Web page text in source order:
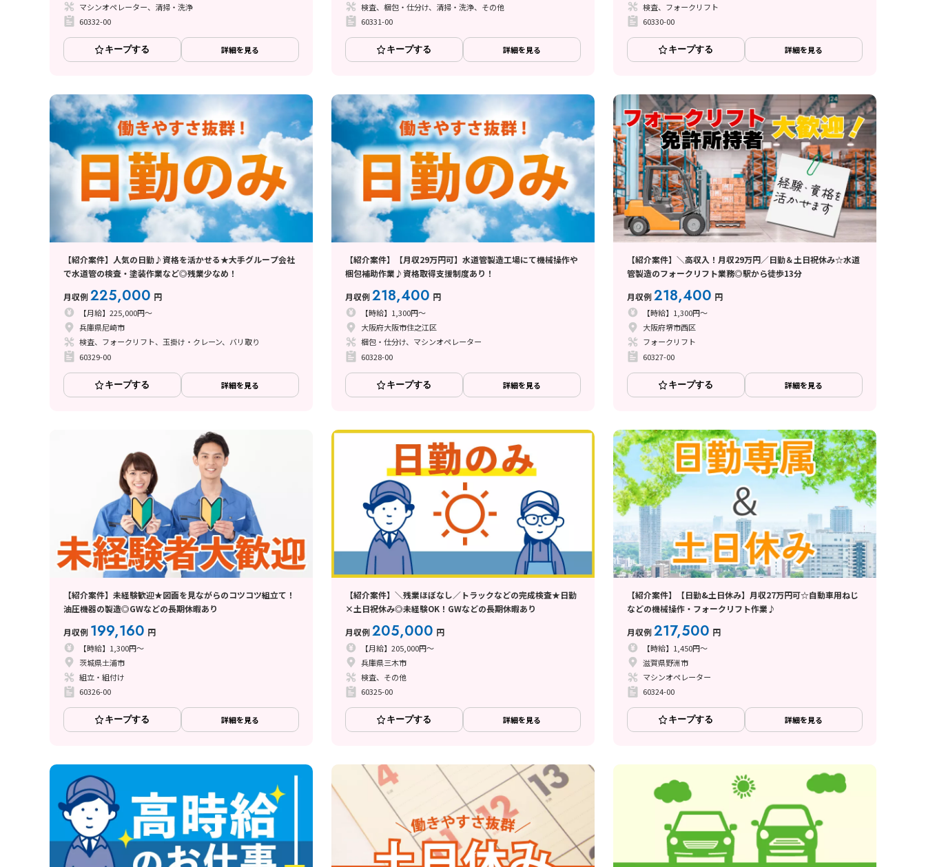
マシンオペレーター、清掃・洗浄
60332-00
キープする 詳細を見る
検査、梱包・仕分け、清掃・洗浄、その他
60331-00
キープする 詳細を見る
検査、フォークリフト
60330-00
キープする 詳細を見る
【紹介案件】人気の日勤♪資格を活かせる★大手グループ会社
で水道管の検査・塗装作業など◎残業少なめ！
月収例225,000 円
【月給】225,000円～
兵庫県尼崎市
検査、フォークリフト、玉掛け・クレーン、バリ取り
60329-00
キープする 詳細を見る
【紹介案件】【月収29万円可】水道管製造工場にて機械操作や
梱包補助作業♪資格取得支援制度あり！
月収例218,400 円
【時給】1,300円～
大阪府大阪市住之江区
梱包・仕分け、マシンオペレーター
60328-00
キープする 詳細を見る
【紹介案件】＼高収入！月収29万円／日勤＆土日祝休み☆水道
管製造のフォークリフト業務◎駅から徒歩13分
月収例218,400 円
【時給】1,300円～
大阪府堺市西区
フォークリフト
60327-00
キープする 詳細を見る
【紹介案件】未経験歓迎★図面を見ながらのコツコツ組立て！
油圧機器の製造◎GWなどの長期休暇あり
月収例 199,160 円
【時給】1,300円～
茨城県土浦市
組立・組付け
60326-00
キープする 詳細を見る
【紹介案件】＼残業ほぼなし／トラックなどの完成検査★日勤
×土日祝休み◎未経験OK！GWなどの長期休暇あり
月収例205,000 円
【月給】205,000円～
兵庫県三木市
検査、その他
60325-00
キープする 詳細を見る
【紹介案件】【日勤&土日休み】月収27万円可☆自動車用ねじ
などの機械操作・フォークリフト作業♪
月収例217,500 円
【時給】1,450円～
滋賀県野洲市
マシンオペレーター
60324-00
キープする 詳細を見る